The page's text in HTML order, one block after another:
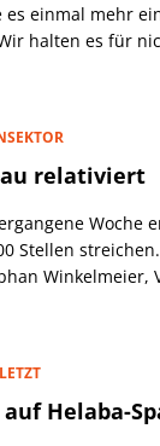
es einmal mehr
halten es für
relativiert
Woche
Stellen
Winkelmeier,
Helaba-